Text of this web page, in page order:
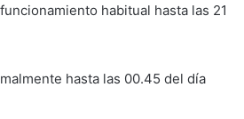
habitual hasta las 21
hasta las 00.45 del día